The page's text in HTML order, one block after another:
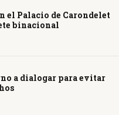
el Palacio de Carondelet
binacional
a dialogar para evitar